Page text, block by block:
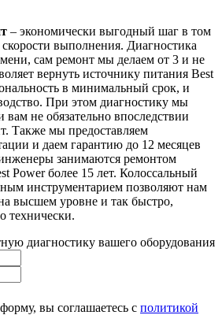
– экономически выгодный шаг в том
выполнения. Диагностика
сам ремонт мы делаем от 3 и не
вернуть источнику питания Best
в минимальный срок, и
При этом диагностику мы
не обязательно впоследствии
Также мы предоставляем
и даем гарантию до 12 месяцев
занимаются ремонтом
Power более 15 лет. Колоссальный
инструментарием позволяют нам
высшем уровне и так быстро,
технически.
диагностику вашего оборудования
вы соглашаетесь с политикой